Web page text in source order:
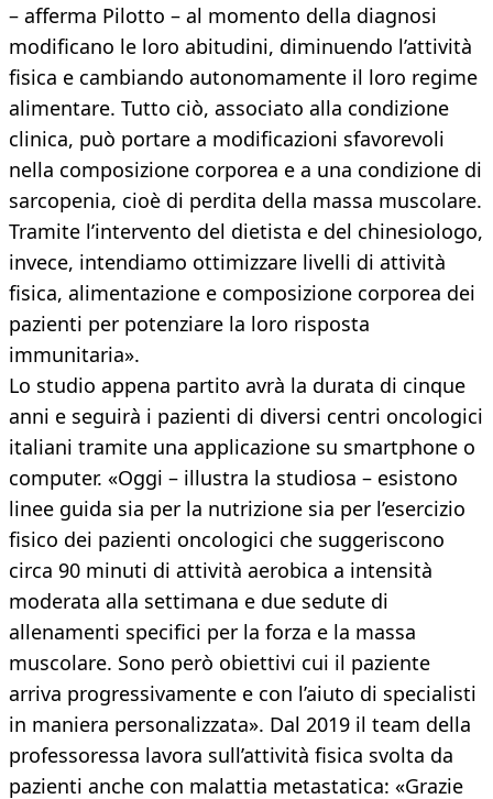
– afferma Pilotto – al momento della diagnosi
modificano le loro abitudini, diminuendo l’attività
fisica e cambiando autonomamente il loro regime
alimentare. Tutto ciò, associato alla condizione
clinica, può portare a modificazioni sfavorevoli
nella composizione corporea e a una condizione di
sarcopenia, cioè di perdita della massa muscolare.
Tramite l’intervento del dietista e del chinesiologo,
invece, intendiamo ottimizzare livelli di attività
fisica, alimentazione e composizione corporea dei
pazienti per potenziare la loro risposta
immunitaria».
Lo studio appena partito avrà la durata di cinque
anni e seguirà i pazienti di diversi centri oncologici
italiani tramite una applicazione su smartphone o
computer. «Oggi – illustra la studiosa – esistono
linee guida sia per la nutrizione sia per l’esercizio
fisico dei pazienti oncologici che suggeriscono
circa 90 minuti di attività aerobica a intensità
moderata alla settimana e due sedute di
allenamenti specifici per la forza e la massa
muscolare. Sono però obiettivi cui il paziente
arriva progressivamente e con l’aiuto di specialisti
in maniera personalizzata». Dal 2019 il team della
professoressa lavora sull’attività fisica svolta da
pazienti anche con malattia metastatica: «Grazie